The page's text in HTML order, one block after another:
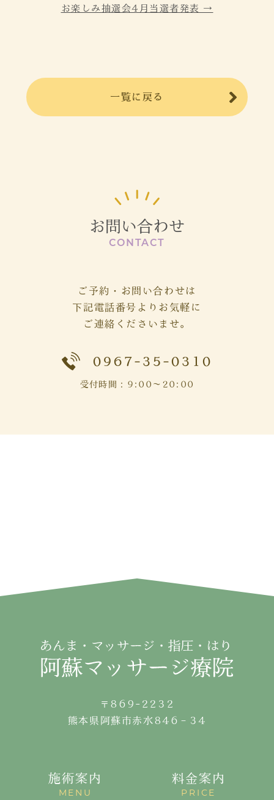
お楽しみ抽選会4月当選者発表 →
一覧に戻る
お問い合わせ
CONTACT
ご予約・お問い合わせは
下記電話番号よりお気軽に
ご連絡くださいませ。
0967-35-0310
受付時間：9:00～20:00
〒869-2232
熊本県阿蘇市赤水846−34
施術案内
MENU
料金案内
PRICE